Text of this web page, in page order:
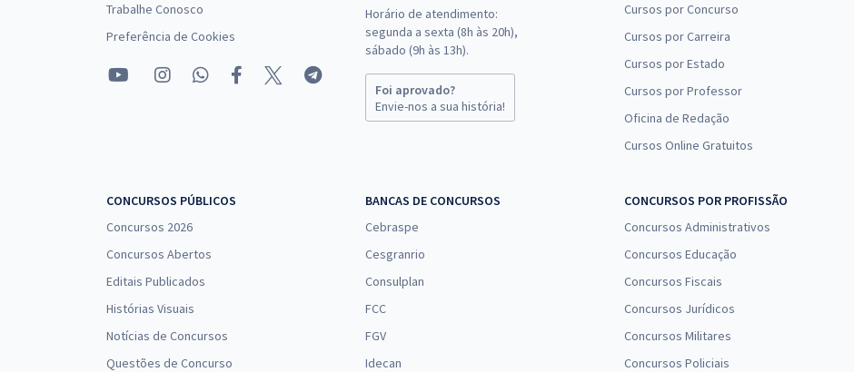
Trabalhe Conosco
Preferência de Cookies
Horário de atendimento:
segunda a sexta (8h às 20h),
sábado (9h às 13h).
Foi aprovado?
Envie-nos a sua história!
Cursos por Concurso
Cursos por Carreira
Cursos por Estado
Cursos por Professor
Oficina de Redação
Cursos Online Gratuitos
CONCURSOS PÚBLICOS
Concursos 2026
Concursos Abertos
Editais Publicados
Histórias Visuais
Notícias de Concursos
Questões de Concurso
BANCAS DE CONCURSOS
Cebraspe
Cesgranrio
Consulplan
FCC
FGV
Idecan
CONCURSOS POR PROFISSÃO
Concursos Administrativos
Concursos Educação
Concursos Fiscais
Concursos Jurídicos
Concursos Militares
Concursos Policiais